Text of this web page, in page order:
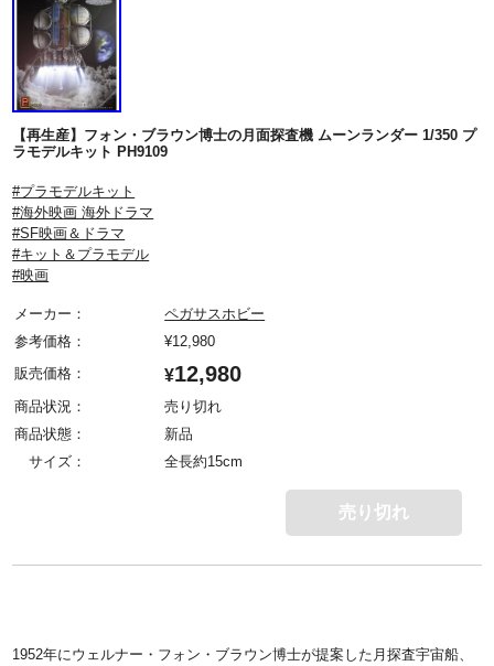
【再生産】フォン・ブラウン博士の月面探査機 ムーンランダー 1/350 プ
ラモデルキット PH9109
#プラモデルキット
#海外映画 海外ドラマ
#SF映画＆ドラマ
#キット＆プラモデル
#映画
メーカー：
ペガサスホビー
参考価格：
¥12,980
販売価格：
¥12,980
商品状況：
売り切れ
商品状態：
新品
サイズ：
全長約15cm
売り切れ
1952年にウェルナー・フォン・ブラウン博士が提案した月探査宇宙船、